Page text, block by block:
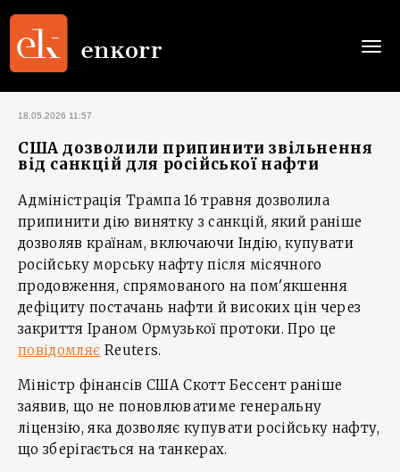
18.05.2026 11:57
США дозволили припинити звільнення
від санкцій для російської нафти
Адміністрація Трампа 16 травня дозволила
припинити дію винятку з санкцій, який раніше
дозволяв країнам, включаючи Індію, купувати
російську морську нафту після місячного
продовження, спрямованого на пом'якшення
дефіциту постачань нафти й високих цін через
закриття Іраном Ормузької протоки. Про це
повідомляє Reuters.
Міністр фінансів США Скотт Бессент раніше
заявив, що не поновлюватиме генеральну
ліцензію, яка дозволяє купувати російську нафту,
що зберігається на танкерах.